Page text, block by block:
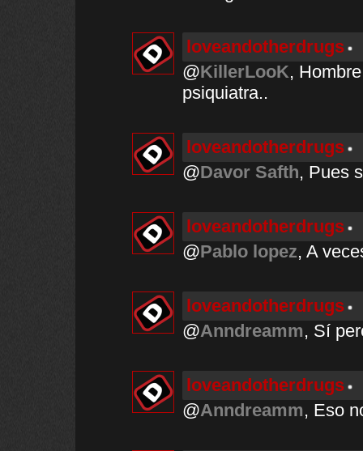
loveandotherdrugs
@KillerLooK,
psiquiatra..
loveandotherdrugs
@Davor Safth, Pues
loveandotherdrugs
@Pablo lopez, A
loveandotherdrugs
@Anndreamm, Sí
loveandotherdrugs
@Anndreamm, Eso